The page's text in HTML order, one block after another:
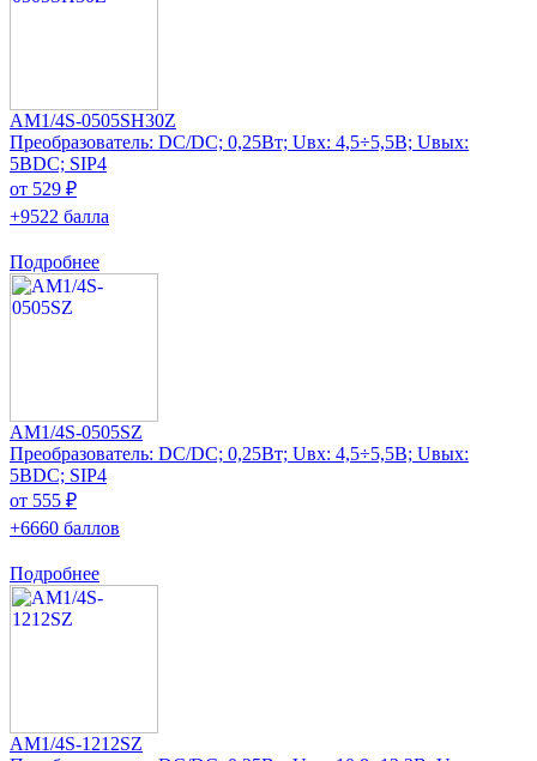
AM1/4S-0505SH30Z
Преобразователь: DC/DC; 0,25Вт; Uвх: 4,5÷5,5В; Uвых:
5ВDC; SIP4
от 529 ₽
+9522 балла
Подробнее
AM1/4S-0505SZ
Преобразователь: DC/DC; 0,25Вт; Uвх: 4,5÷5,5В; Uвых:
5ВDC; SIP4
от 555 ₽
+6660 баллов
Подробнее
AM1/4S-1212SZ